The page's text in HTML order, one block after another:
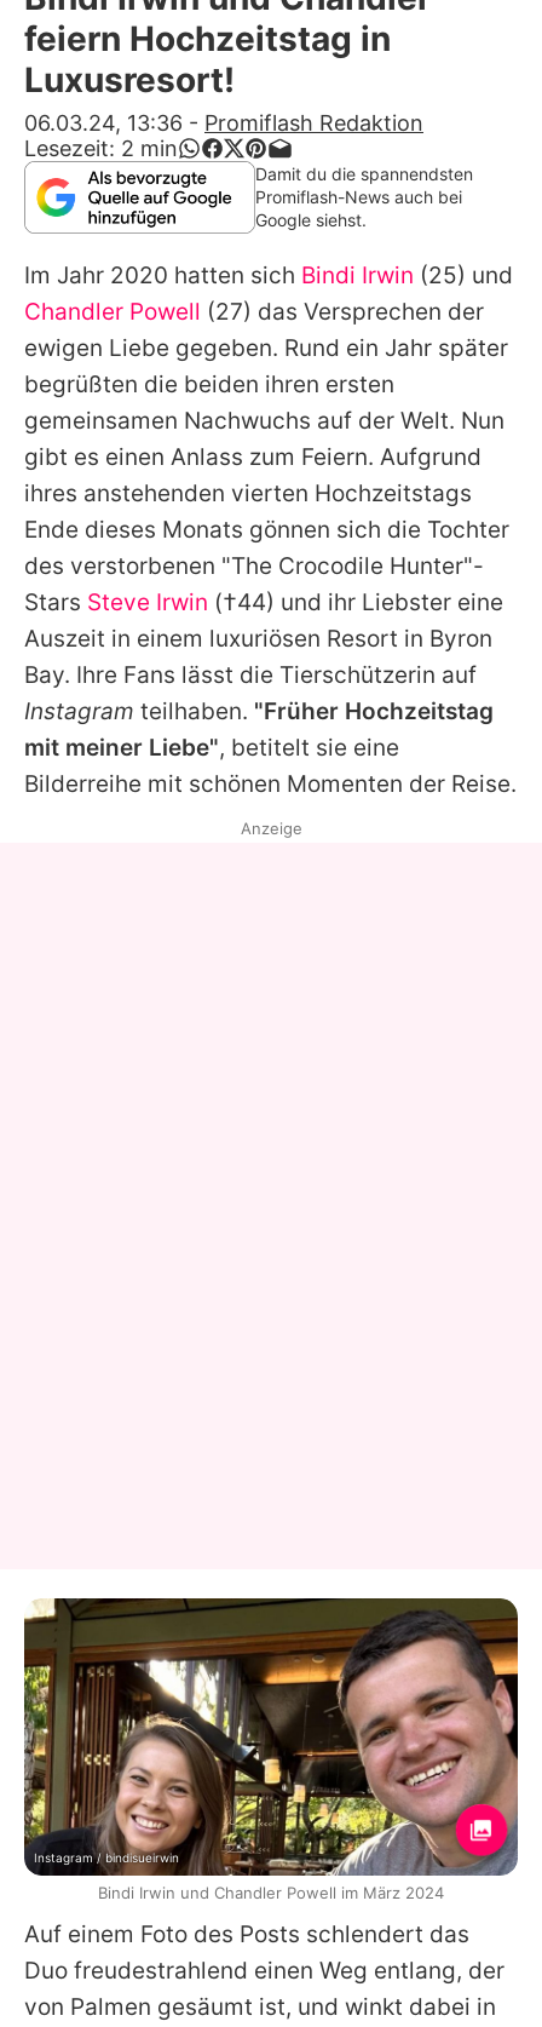
Alle Themen auf Promiflash
App runterladen
Team
Redaktionelle Richtlinien
Impressum
Datenschutzerklärung
Nutzungsbedingungen
Utiq verwalten
feiern Hochzeitstag in
Luxusresort!
06.03.24, 13:36 - Promiflash Redaktion
Lesezeit: 2 min
Damit du die spannendsten
Promiflash-News auch bei
Google siehst.
Im Jahr 2020 hatten sich Bindi Irwin (25) und
Chandler Powell (27) das Versprechen der
ewigen Liebe gegeben. Rund ein Jahr später
begrüßten die beiden ihren ersten
gemeinsamen Nachwuchs auf der Welt. Nun
gibt es einen Anlass zum Feiern. Aufgrund
ihres anstehenden vierten Hochzeitstags
Ende dieses Monats gönnen sich die Tochter
des verstorbenen "The Crocodile Hunter"-
Stars Steve Irwin (†44) und ihr Liebster eine
Auszeit in einem luxuriösen Resort in Byron
Bay. Ihre Fans lässt die Tierschützerin auf
Instagram teilhaben. "Früher Hochzeitstag
mit meiner Liebe", betitelt sie eine
Bilderreihe mit schönen Momenten der Reise.
Auf einem Foto des Posts schlendert das
Duo freudestrahlend einen Weg entlang, der
von Palmen gesäumt ist, und winkt dabei in
Anzeige
Instagram / bindisueirwin
Bindi Irwin und Chandler Powell im März 2024